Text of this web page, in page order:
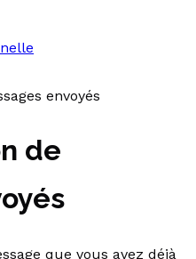
envoyés
de
que vous avez déjà